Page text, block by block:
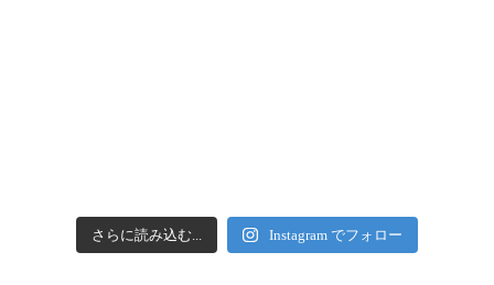
さらに読み込む... Instagram でフォロー